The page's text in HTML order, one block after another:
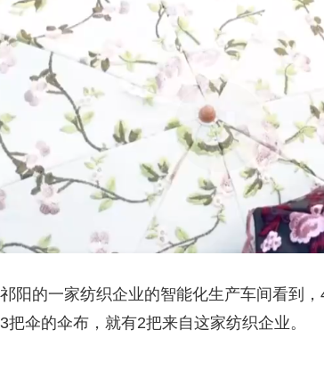
的一家纺织企业的智能化生产车间看到，
伞的伞布，就有2把来自这家纺织企业。